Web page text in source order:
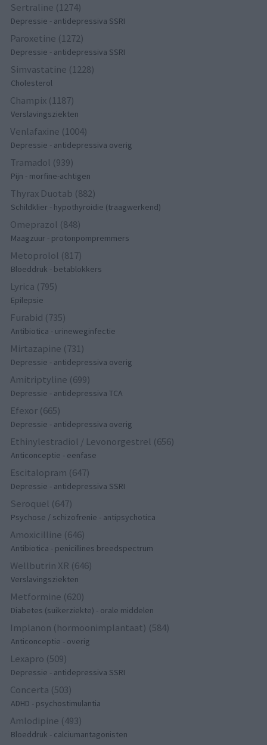
Sertraline (1274)
Depressie - antidepressiva SSRI
Paroxetine (1272)
Depressie - antidepressiva SSRI
Simvastatine (1228)
Cholesterol
Champix (1187)
Verslavingsziekten
Venlafaxine (1004)
Depressie - antidepressiva overig
Tramadol (939)
Pijn - morfine-achtigen
Thyrax Duotab (882)
Schildklier - hypothyroidie (traagwerkend)
Omeprazol (848)
Maagzuur - protonpompremmers
Metoprolol (817)
Bloeddruk - betablokkers
Lyrica (795)
Epilepsie
Furabid (735)
Antibiotica - urineweginfectie
Mirtazapine (731)
Depressie - antidepressiva overig
Amitriptyline (699)
Depressie - antidepressiva TCA
Efexor (665)
Depressie - antidepressiva overig
Ethinylestradiol / Levonorgestrel (656)
Anticonceptie - eenfase
Escitalopram (647)
Depressie - antidepressiva SSRI
Seroquel (647)
Psychose / schizofrenie - antipsychotica
Amoxicilline (646)
Antibiotica - penicillines breedspectrum
Wellbutrin XR (646)
Verslavingsziekten
Metformine (620)
Diabetes (suikerziekte) - orale middelen
Implanon (hormoonimplantaat) (584)
Anticonceptie - overig
Lexapro (509)
Depressie - antidepressiva SSRI
Concerta (503)
ADHD - psychostimulantia
Amlodipine (493)
Bloeddruk - calciumantagonisten